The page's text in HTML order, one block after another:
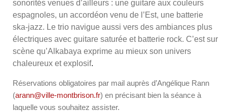
sonorités venues d’ailleurs : une guitare aux couleurs
espagnoles, un accordéon venu de l’Est, une batterie
ska-jazz. Le trio navigue aussi vers des ambiances plus
électriques avec guitare saturée et batterie rock. C’est sur
scène qu’Alkabaya exprime au mieux son univers
chaleureux et explosif.
Réservations obligatoires par mail auprès d’Angélique Rann
(arann@ville-montbrison.fr) en précisant bien la séance à
laquelle vous souhaitez assister.